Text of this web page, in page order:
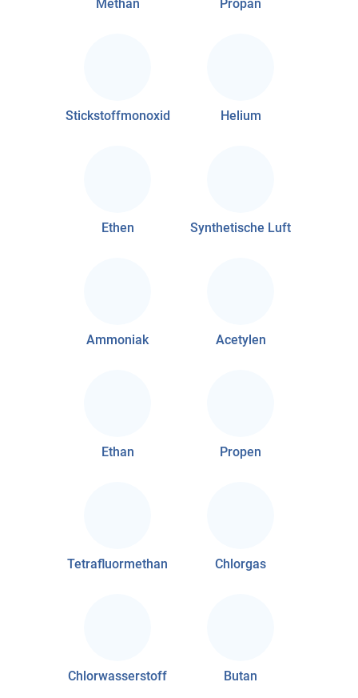
Methan Propan
Stickstoffmonoxid Helium
Ethen Synthetische Luft
Ammoniak Acetylen
Ethan Propen
Tetrafluormethan Chlorgas
Chlorwasserstoff Butan